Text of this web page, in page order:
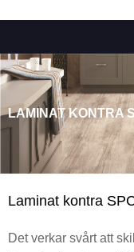
LAMINAT KONTRA
Laminat kontra
Det verkar svårt att